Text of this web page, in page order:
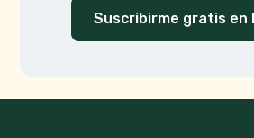
Suscribirme gratis en